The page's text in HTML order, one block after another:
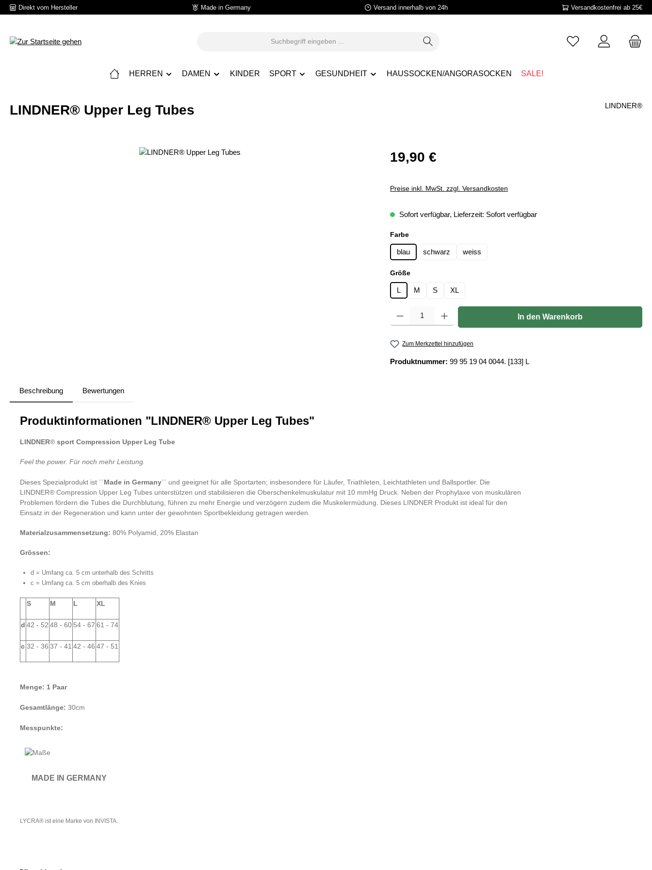
Hauptinhalt springen
Zur Suche springen
Zur Hauptnavigation springen
Direkt vom Hersteller Made in Germany Versand innerhalb von 24h Versandkostenfrei ab 25€
HERREN DAMEN KINDER SPORT GESUNDHEIT HAUSSOCKEN/ANGORASOCKEN SALE!
LINDNER® Upper Leg Tubes LINDNER®
19,90 €
Preise inkl. MwSt. zzgl. Versandkosten
Sofort verfügbar, Lieferzeit: Sofort verfügbar
Farbeauswählen
blau schwarz weiss
Größeauswählen
L M S XL
Produkt Anzahl: Gib den gewünschten Wert ein oder benutze die Schaltflächen um die Anzahl zu
In den Warenkorb
Zum Merkzettel hinzufügen
Produktnummer: 99 95 19 04 0044. [133] L
Beschreibung Bewertungen
Produktinformationen "LINDNER® Upper Leg Tubes"
LINDNER® sport Compression Upper Leg Tube
Feel the power. Für noch mehr Leistung.
Dieses Spezialprodukt ist ´´Made in Germany`` und geeignet für alle Sportarten; insbesondere für Läufer, Triathleten, Leichtathleten und Ballsportler. Die
LINDNER® Compression Upper Leg Tubes unterstützen und stabilisieren die Oberschenkelmuskulatur mit 10 mmHg Druck. Neben der Prophylaxe von muskulären
Problemen fördern die Tubes die Durchblutung, führen zu mehr Energie und verzögern zudem die Muskelermüdung. Dieses LINDNER Produkt ist ideal für den
Einsatz in der Regeneration und kann unter der gewohnten Sportbekleidung getragen werden.
Materialzusammensetzung: 80% Polyamid, 20% Elastan
Grössen:
d = Umfang ca. 5 cm unterhalb des Schritts
c = Umfang ca. 5 cm oberhalb des Knies
S M L XL
d 42 - 52 48 - 60 54 - 67 61 - 74
c 32 - 36 37 - 41 42 - 46 47 - 51
Menge: 1 Paar
Gesamtlänge: 30cm
Messpunkte:
MADE IN GERMANY
LYCRA® ist eine Marke von INVISTA.